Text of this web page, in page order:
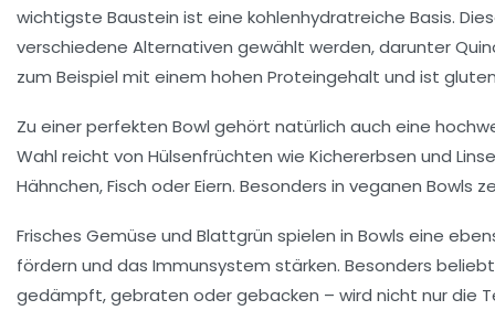
wichtigste Baustein ist eine kohlenhydratreiche Basis.
verschiedene Alternativen gewählt werden, darunter
zum Beispiel mit einem hohen Proteingehalt und ist
Zu einer perfekten Bowl gehört natürlich auch eine
Wahl reicht von Hülsenfrüchten wie Kichererbsen und
Hähnchen, Fisch oder Eiern. Besonders in veganen
Frisches Gemüse und Blattgrün spielen in Bowls eine
fördern und das Immunsystem stärken. Besonders
gedämpft, gebraten oder gebacken – wird nicht nur die